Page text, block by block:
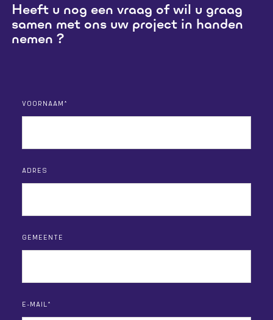
Heeft u nog een vraag of wil u graag
samen met ons uw project in handen
nemen ?
VOORNAAM*
ADRES
GEMEENTE
E-MAIL*